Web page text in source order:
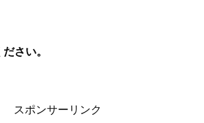
さい。
スポンサーリンク